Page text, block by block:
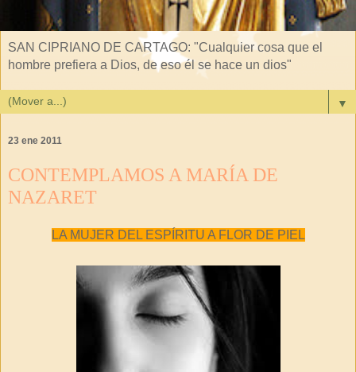
SAN CIPRIANO DE CARTAGO: "Cualquier cosa que el
hombre prefiera a Dios, de eso él se hace un dios"
▼
23 ene 2011
CONTEMPLAMOS A MARÍA DE
NAZARET
LA MUJER DEL ESPÍRITU A FLOR DE PIEL